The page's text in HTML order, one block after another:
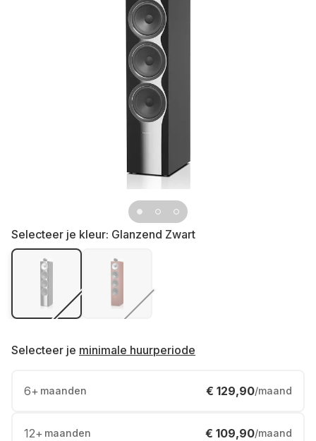
Selecteer je kleur: Glanzend Zwart
Selecteer je minimale huurperiode
6+ maanden € 129,90/maand
12+ maanden € 109,90/maand